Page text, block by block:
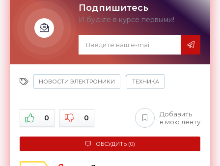
Подпишитесь
И будьте в курсе первыми!
НОВОСТИ ЭЛЕКТРОНИКИ
,
ТЕХНИКА
0 0
Добавить
в мою ленту
ОБСУДИТЬ (0)